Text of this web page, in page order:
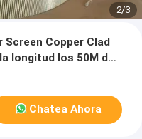
2/3
Copper Clad
longitud los 50M de
Chatea Ahora